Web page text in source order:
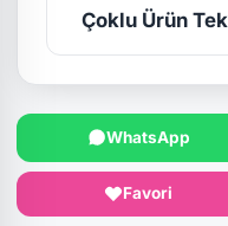
Çoklu Ürün
WhatsApp
Favori